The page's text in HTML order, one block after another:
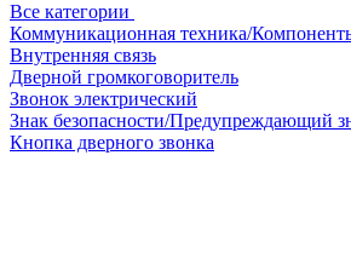
Все категории
Коммуникационная техника/
Внутренняя связь
Дверной громкоговоритель
Звонок электрический
Знак безопасности/Предупреждающий
Кнопка дверного звонка